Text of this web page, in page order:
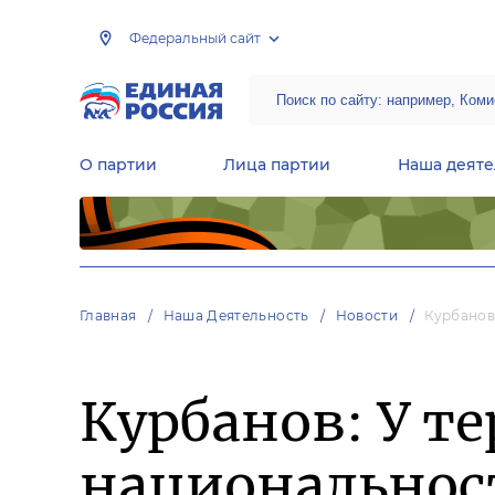
Федеральный сайт
О партии Лица партии Наша
Главная Наша Деятельность Новости
Курбанов: У